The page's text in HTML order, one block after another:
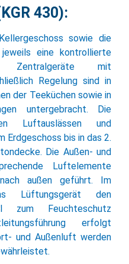
430):
sowie die
eine kontrollierte
Zentralgeräte mit
Regelung sind in
der Teeküchen sowie in
untergebracht. Die
Luftauslässen und
bis in das 2.
Die Außen- und
Luftelemente
außen geführt. Im
Lüftungsgerät den
zum Feuchteschutz
erfolgt
und Außenluft werden